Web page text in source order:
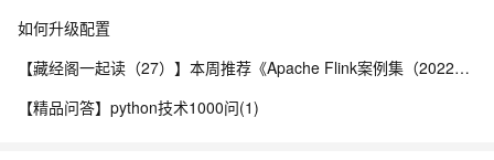
如何升级配置
【藏经阁一起读（27）】本周推荐《Apache Flink案例集（2022版）》，你有哪些心得？
【精品问答】python技术1000问(1)